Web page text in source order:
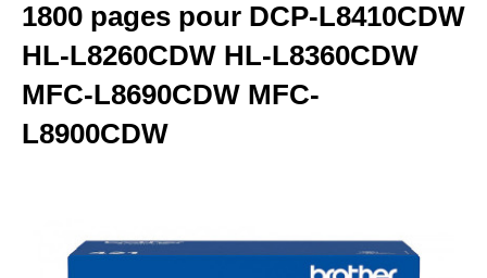
1800 pages pour DCP-L8410CDW
HL-L8260CDW HL-L8360CDW
MFC-L8690CDW MFC-
L8900CDW